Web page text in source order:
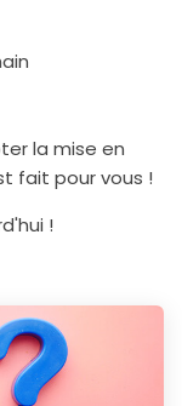
la mise en
fait pour vous !
!